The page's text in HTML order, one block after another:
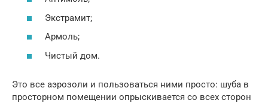
Экстрамит;
Армоль;
Чистый дом.
Это все аэрозоли и пользоваться ними просто: шуба в
просторном помещении опрыскивается со всех сторон